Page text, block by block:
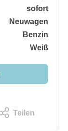
sofort
Neuwagen
Benzin
Weiß
Teilen